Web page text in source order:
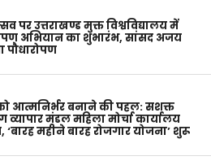
पर उत्तराखण्ड मुक्त विश्वविद्यालय में
अभियान का शुभारंभ, सांसद अजय
पौधारोपण
आत्मनिर्भर बनाने की पहल: सशक्त
व्यापार मंडल महिला मोर्चा कार्यालय
‘बारह महीने बारह रोजगार योजना’ शुरू